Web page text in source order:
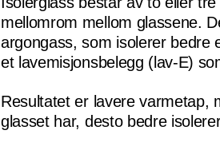
mellomrom mellom glassene.
argongass, som isolerer bedre
et lavemisjonsbelegg (lav-E)
Resultatet er lavere varmetap,
glasset har, desto bedre